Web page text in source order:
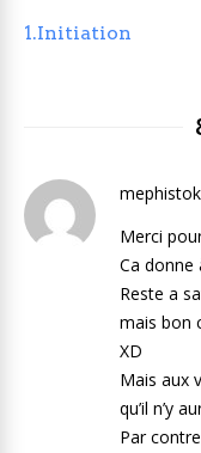
1.Initiation
Merci
Ca
Reste a
mais bon
XD
Mais aux
qu’il n’y
Par